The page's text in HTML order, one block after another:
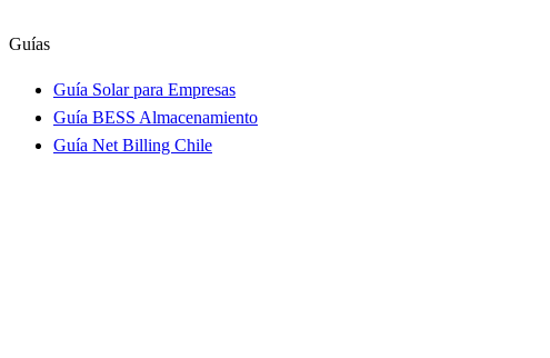
Guías
Guía Solar para Empresas
Guía BESS Almacenamiento
Guía Net Billing Chile